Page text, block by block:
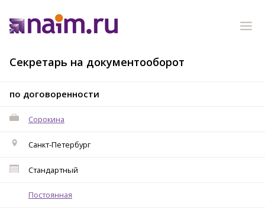
Секретарь на документооборот
по договоренности
Сорокина
Санкт-Петербург
Стандартный
Постоянная